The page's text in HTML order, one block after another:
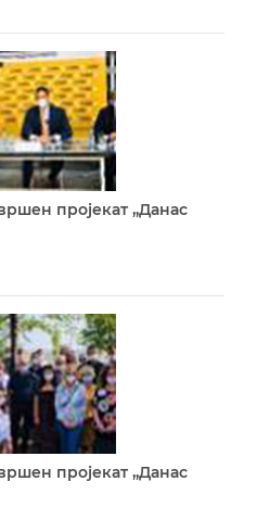
пројекат „Данас
пројекат „Данас